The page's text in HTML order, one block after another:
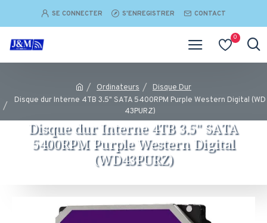
SE CONNECTER S'ENREGISTRER CONTACT
0
Ordinateurs
Disque Dur
Disque dur Interne 4TB 3.5" SATA 5400RPM Purple Western Digital (WD
43PURZ)
Disque dur Interne 4TB 3.5" SATA
5400RPM Purple Western Digital
(WD43PURZ)